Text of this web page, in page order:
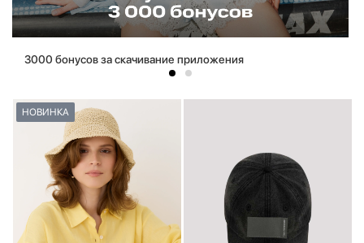
3000 бонусов за скачивание приложения
НОВИНКА